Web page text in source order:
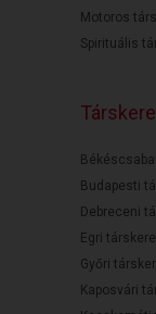
Motoros
Spirituális
Budapesti
Debreceni
Egri
Győri
Kaposvári